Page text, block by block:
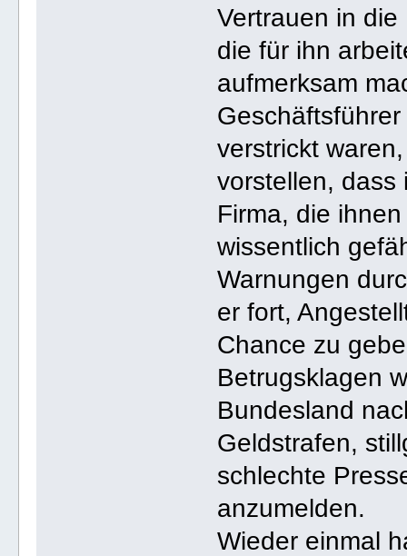
Vertrauen in
die für ihn
aufmerksam
verstrickt
vorstellen, dass
Firma, die
wissentlich
Warnungen
er fort,
Chance zu
Betrugsklagen
Bundesland
Geldstrafen,
schlechte
anzumelden.
Wieder einmal